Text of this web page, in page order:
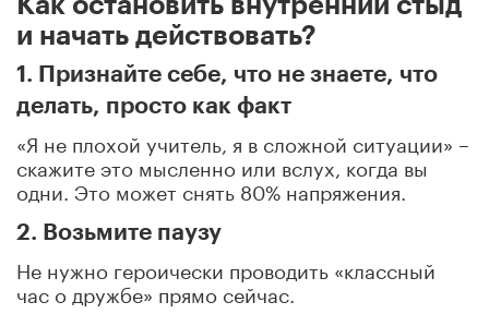
и начать действовать?
1. Признайте себе, что не знаете, что
делать, просто как факт
«Я не плохой учитель, я в сложной ситуации» –
скажите это мысленно или вслух, когда вы
одни. Это может снять 80% напряжения.
2. Возьмите паузу
Не нужно героически проводить «классный
час о дружбе» прямо сейчас.